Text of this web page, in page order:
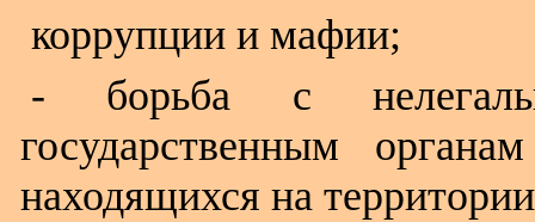
коррупции и мафии;
- борьба с
государственным
находящихся на